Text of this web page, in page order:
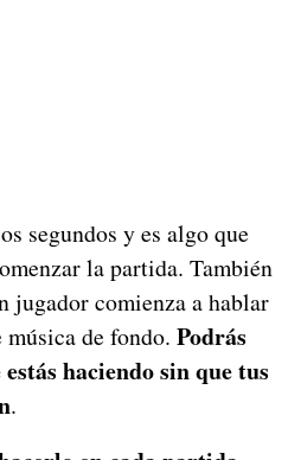
segundos y es algo que
la partida. También
jugador comienza a hablar
música de fondo. Podrás
haciendo sin que tus
.